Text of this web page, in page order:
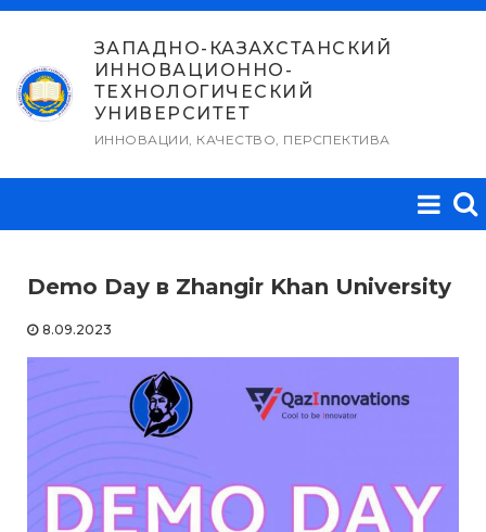
Перейти
содержимому
ЗАПАДНО-КАЗАХСТАНСКИЙ
ИННОВАЦИОННО-
ТЕХНОЛОГИЧЕСКИЙ
УНИВЕРСИТЕТ
ИННОВАЦИИ, КАЧЕСТВО, ПЕРСПЕКТИВА
Demo Day в Zhangir Khan University
8.09.2023